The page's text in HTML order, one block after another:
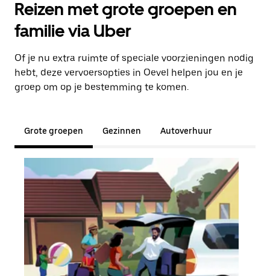
Reizen met grote groepen en
familie via Uber
Of je nu extra ruimte of speciale voorzieningen nodig
hebt, deze vervoersopties in Oevel helpen jou en je
groep om op je bestemming te komen.
Grote groepen Gezinnen Autoverhuur